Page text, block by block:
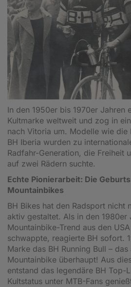
In den 1950er bis 1970er Jahren
Kultmarke weltweit und zog in
nach Vitoria um. Modelle wie die
BH Iberia wurden zu
Radfahr-Generation, die Freiheit
auf zwei Rädern suchte.
Echte Pionierarbeit: Die
Mountainbikes
BH Bikes hat den Radsport nicht
aktiv gestaltet. Als in den 1980er
Mountainbike-Trend aus den
schwappte, reagierte BH sofort.
Marke das BH Running Bull –
Mountainbike überhaupt! Aus
entstand das legendäre BH Top-
Kultstatus unter MTB-Fans